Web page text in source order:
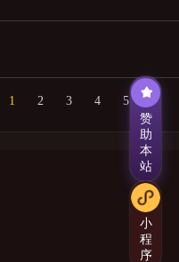
1 2 3 4 5 6
赞
助
本
站
小
程
序